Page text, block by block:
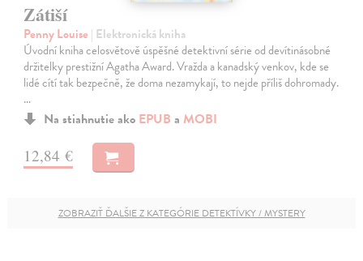
Zátiší
Penny Louise | Elektronická kniha
Úvodní kniha celosvětově úspěšné detektivní série od devítinásobné
držitelky prestižní Agatha Award. Vražda a kanadský venkov, kde se
lidé cítí tak bezpečně, že doma nezamykají, to nejde příliš dohromady.
…
Na stiahnutie ako EPUB a MOBI
12,84 €
ZOBRAZIŤ ĎALŠIE Z KATEGÓRIE DETEKTÍVKY / MYSTERY